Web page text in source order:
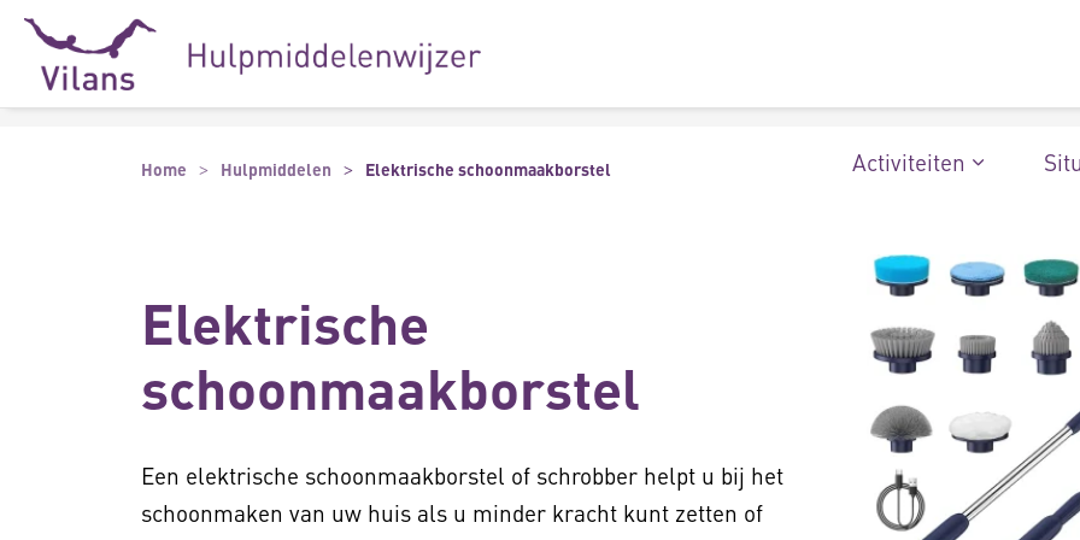
Naar hoofdinhoud
Naar footer
Activiteiten
Home Hulpmiddelen Elektrische schoonmaakborstel
Elektrische
schoonmaakborstel
Een elektrische schoonmaakborstel of schrobber helpt u bij het
schoonmaken van uw huis als u minder kracht kunt zetten of